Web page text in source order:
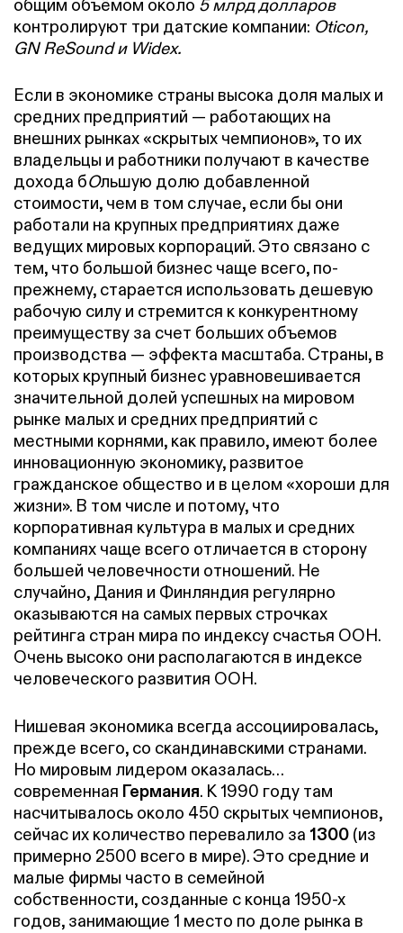
общим объёмом около 5 млрд долларов
контролируют три датские компании: Oticon,
GN ReSound и Widex.
Если в экономике страны высока доля малых и
средних предприятий — работающих на
внешних рынках «скрытых чемпионов», то их
владельцы и работники получают в качестве
дохода бОльшую долю добавленной
стоимости, чем в том случае, если бы они
работали на крупных предприятиях даже
ведущих мировых корпораций. Это связано с
тем, что большой бизнес чаще всего, по-
прежнему, старается использовать дешевую
рабочую силу и стремится к конкурентному
преимуществу за счет больших объемов
производства — эффекта масштаба. Страны, в
которых крупный бизнес уравновешивается
значительной долей успешных на мировом
рынке малых и средних предприятий с
местными корнями, как правило, имеют более
инновационную экономику, развитое
гражданское общество и в целом «хороши для
жизни». В том числе и потому, что
корпоративная культура в малых и средних
компаниях чаще всего отличается в сторону
большей человечности отношений. Не
случайно, Дания и Финляндия регулярно
оказываются на самых первых строчках
рейтинга стран мира по индексу счастья ООН.
Очень высоко они располагаются в индексе
человеческого развития ООН.
Нишевая экономика всегда ассоциировалась,
прежде всего, со скандинавскими странами.
Но мировым лидером оказалась…
современная Германия. К 1990 году там
насчитывалось около 450 скрытых чемпионов,
сейчас их количество перевалило за 1300 (из
примерно 2500 всего в мире). Это средние и
малые фирмы часто в семейной
собственности, созданные с конца 1950-х
годов, занимающие 1 место по доле рынка в